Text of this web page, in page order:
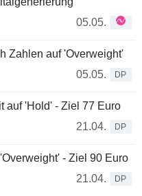
05.05.
Zahlen auf 'Overweight'
05.05.
DP
auf 'Hold' - Ziel 77 Euro
21.04.
DP
- Ziel 90 Euro
21.04.
DP